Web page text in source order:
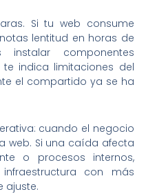
Si tu web consume
lentitud en horas de
instalar componentes
indica limitaciones del
el compartido ya se ha
cuando el negocio
web. Si una caída afecta
o procesos internos,
con más
ajuste.